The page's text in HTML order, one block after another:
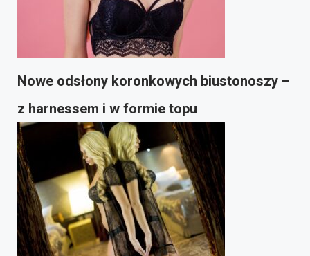
Nowe odsłony koronkowych biustonoszy –
z harnessem i w formie topu